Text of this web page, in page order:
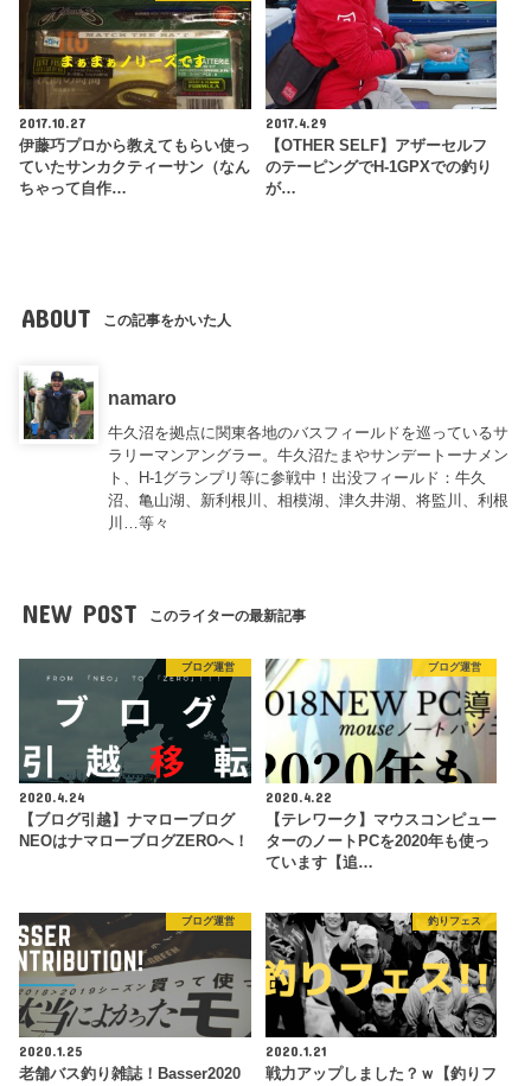
2017.10.27
伊藤巧プロから教えてもらい使っ
ていたサンカクティーサン（なん
ちゃって自作…
2017.4.29
【OTHER SELF】アザーセルフ
のテーピングでH-1GPXでの釣り
が…
ABOUT この記事をかいた人
namaro
牛久沼を拠点に関東各地のバスフィールドを巡っているサ
ラリーマンアングラー。牛久沼たまやサンデートーナメン
ト、H-1グランプリ等に参戦中！出没フィールド：牛久
沼、亀山湖、新利根川、相模湖、津久井湖、将監川、利根
川…等々
NEW POST このライターの最新記事
ブログ運営
2020.4.24
【ブログ引越】ナマローブログ
NEOはナマローブログZEROへ！
ブログ運営
2020.4.22
【テレワーク】マウスコンピュー
ターのノートPCを2020年も使っ
ています【追…
ブログ運営
2020.1.25
老舗バス釣り雑誌！Basser2020
釣りフェス
2020.1.21
戦力アップしました？ｗ【釣りフ